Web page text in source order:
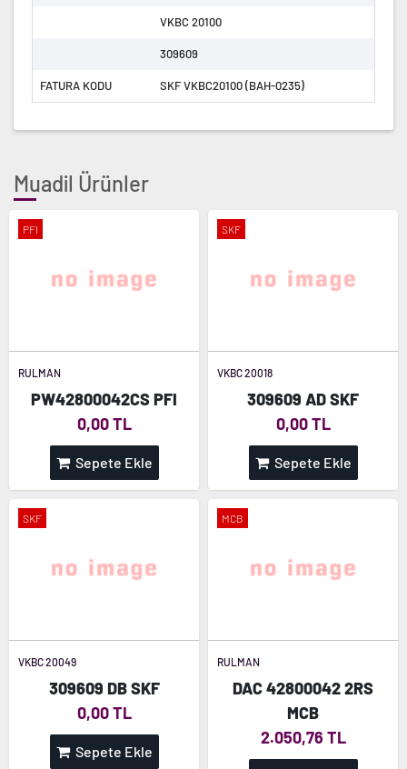
VKBC 20100
309609
FATURA KODU SKF VKBC20100 (BAH-0235)
Muadil Ürünler
PFI
RULMAN
PW42800042CS PFI
0,00 TL
Sepete Ekle
SKF
VKBC 20018
309609 AD SKF
0,00 TL
Sepete Ekle
SKF
VKBC 20049
309609 DB SKF
0,00 TL
Sepete Ekle
MCB
RULMAN
DAC 42800042 2RS
MCB
2.050,76 TL